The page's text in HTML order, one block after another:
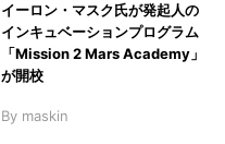
イーロン・マスク氏が発起人の
インキュベーションプログラム
「Mission 2 Mars Academy」
が開校
By maskin